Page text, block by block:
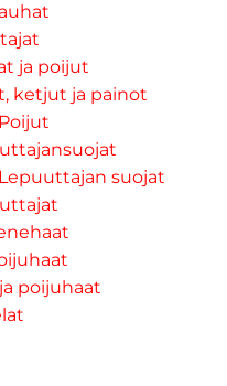
ja poijut
ketjut ja painot
Poijut
Lepuuttajan suojat
poijuhaat